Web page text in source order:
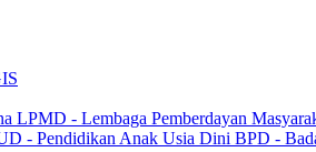
LPMD - Lembaga Pemberdayan
- Pendidikan Anak Usia Dini BPD -